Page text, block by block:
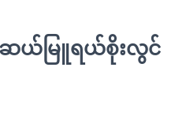
း ဆယ်မြူရယ်စိုးလွင်